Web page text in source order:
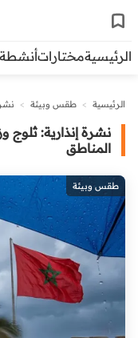
الرئيسيةمختارات
الرئيسية > طقس وبيئة >
نشرة إنذارية:
المناطق
طقس وبيئة